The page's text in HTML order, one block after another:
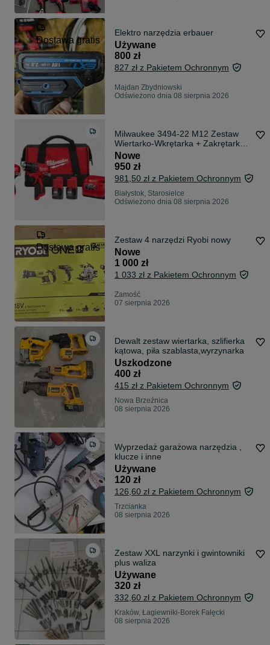
Dostawa gratis
Elektro narzędzia erbauer
Używane
800 zł
827 zł z Pakietem Ochronnym
Majdan Zbydniowski
Odświeżono dnia 08 sierpnia 2026
Milwaukee 3494-22 M12 Zestaw
Wiertarko-Wkrętarka + Zakrętarka
Udarowa 12V Brushless 2x 2.0Ah
Nowe
950 zł
981,50 zł z Pakietem Ochronnym
Białystok, Starosielce
Odświeżono dnia 08 sierpnia 2026
Dostawa gratis
Zestaw 4 narzędzi Ryobi nowy
Nowe
1 000 zł
1 033 zł z Pakietem Ochronnym
Zamość
07 sierpnia 2026
Dewalt zestaw wiertarka, szlifierka
kątowa, piła szablasta,wyrzynarka
Uszkodzone
400 zł
415 zł z Pakietem Ochronnym
Nowa Brzeźnica
08 sierpnia 2026
Wyprzedaż garażowa narzędzia ,
klucze i inne
Używane
120 zł
126,60 zł z Pakietem Ochronnym
Trzcianka
08 sierpnia 2026
Zestaw XXL narzynki i gwintowniki
plus waliza
Używane
320 zł
332,60 zł z Pakietem Ochronnym
Kraków, Łagiewniki-Borek Fałęcki
08 sierpnia 2026